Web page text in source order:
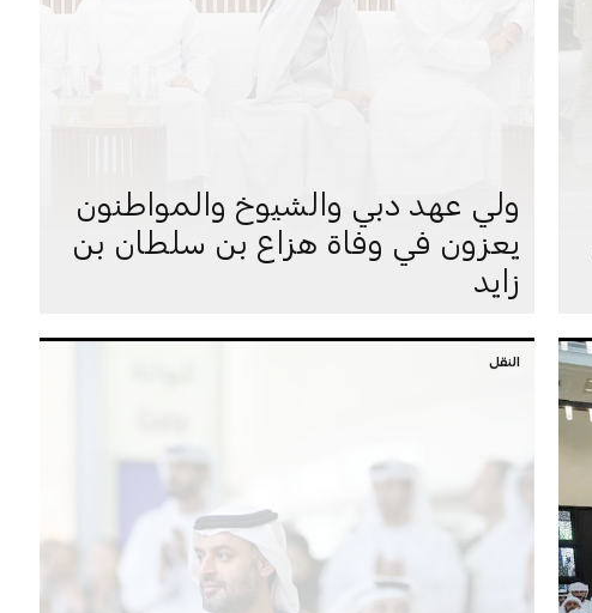
ولي عهد دبي والشيوخ والمواطنون
يعزون في وفاة هزاع بن سلطان بن
زايد
النقل